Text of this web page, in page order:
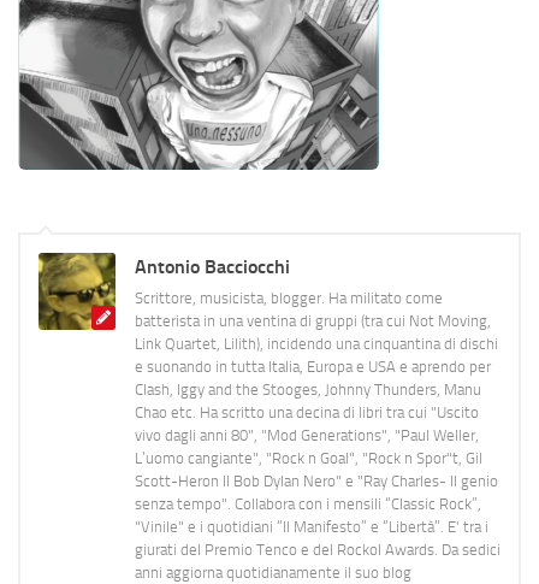
Antonio Bacciocchi
Scrittore, musicista, blogger. Ha militato come
batterista in una ventina di gruppi (tra cui Not Moving,
Link Quartet, Lilith), incidendo una cinquantina di dischi
e suonando in tutta Italia, Europa e USA e aprendo per
Clash, Iggy and the Stooges, Johnny Thunders, Manu
Chao etc. Ha scritto una decina di libri tra cui "Uscito
vivo dagli anni 80", "Mod Generations", "Paul Weller,
L’uomo cangiante", "Rock n Goal", "Rock n Spor"t, Gil
Scott-Heron Il Bob Dylan Nero" e "Ray Charles- Il genio
senza tempo". Collabora con i mensili “Classic Rock”,
"Vinile" e i quotidiani “Il Manifesto” e “Libertà”. E' tra i
giurati del Premio Tenco e del Rockol Awards. Da sedici
anni aggiorna quotidianamente il suo blog